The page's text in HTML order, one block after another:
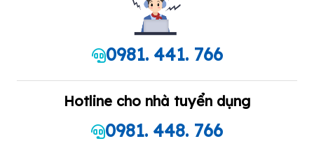
0981. 441. 766
Hotline cho nhà tuyển dụng
0981. 448. 766